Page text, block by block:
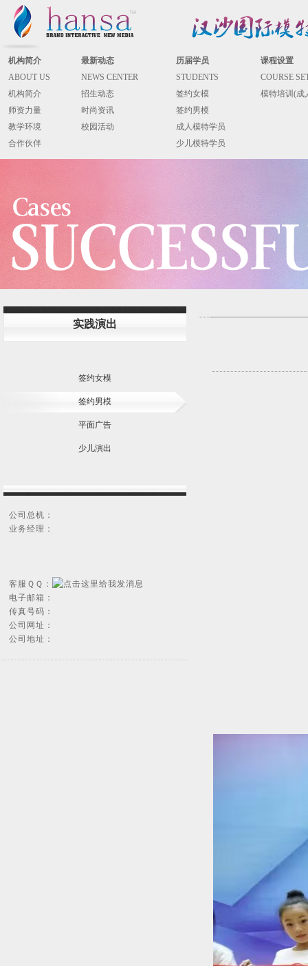
机构简介 最新动态 历届学员
课程设置
ABOUT US
NEWS CENTER STUDENTS
COURSE
机构简介
招生动态 签约女模
模特培训(成
师资力量
时尚资讯
签约男模
教学环境
校园活动
成人模特学员
合作伙伴
少儿模特学员
实践演出
签约女模
签约男模
平面广告
少儿演出
公司总机：
业务经理：
客服ＱＱ：
电子邮箱：
传真号码：
公司网址：
公司地址：